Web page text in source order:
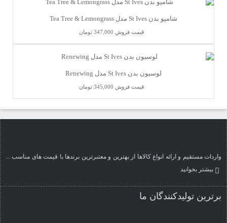
شامپو بدن St Ives مدل Tea Tree & Lemongrass
قیمت فروش 347,000 تومان
لوسیون بدن St Ives مدل Renewing
قیمت فروش 345,000 تومان
واردات مستقیم و ارائه انواع کالاها از بهترین و معتبرترین برندها با قیمت های مناسب ...
بیشتر بخوانید
برترین تولیدکنندگان ما